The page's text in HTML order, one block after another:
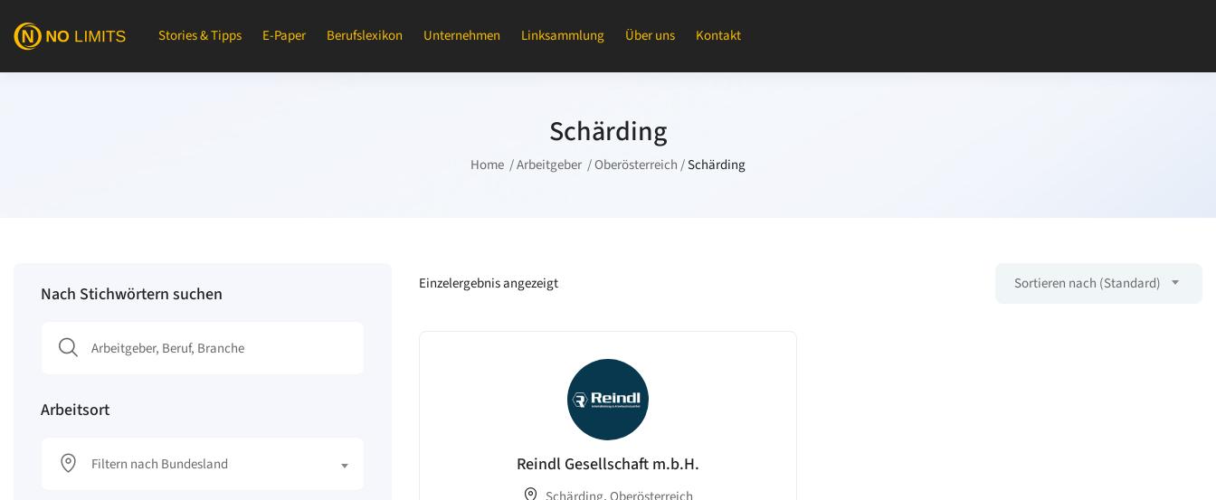
Stories & Tipps E-Paper Berufslexikon Unternehmen Linksammlung Über uns Kontakt
Schärding
Home Arbeitgeber Oberösterreich Schärding
Nach Stichwörtern suchen
Arbeitsort
Filtern nach Bundesland
Einzelergebnis angezeigt Sortieren nach (Standard)
Reindl Gesellschaft m.b.H.